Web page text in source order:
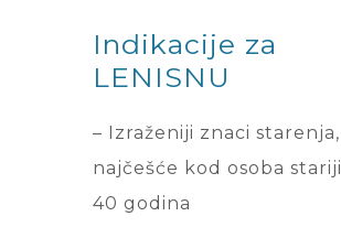
Indikacije za
LENISNU
– Izraženiji znaci starenja,
najčešće kod osoba
40 godina